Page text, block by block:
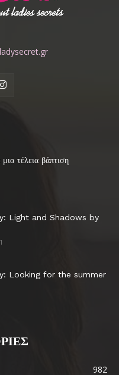
τέλεια βάπτιση
Light and Shadows by
Looking for the summer
982